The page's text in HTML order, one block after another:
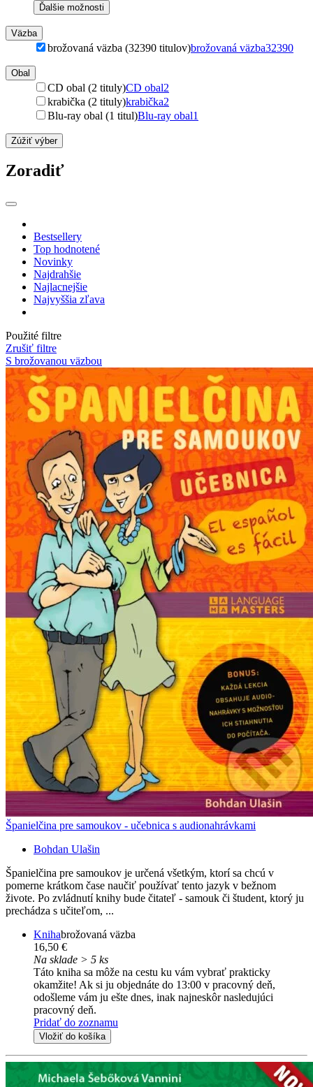
Ďalšie možnosti
Väzba
brožovaná väzba (32390 titulov)brožovaná väzba32390
Obal
CD obal (2 tituly)CD obal2
krabička (2 tituly)krabička2
Blu-ray obal (1 titul)Blu-ray obal1
Zúžiť výber
Zoradiť
Bestsellery
Top hodnotené
Novinky
Najdrahšie
Najlacnejšie
Najvyššia zľava
Použité filtre
Zrušiť filtre
S brožovanou väzbou
Španielčina pre samoukov - učebnica s audionahrávkami
Bohdan Ulašin
Španielčina pre samoukov je určená všetkým, ktorí sa chcú v
pomerne krátkom čase naučiť používať tento jazyk v bežnom
živote. Po zvládnutí knihy bude čitateľ - samouk či študent, ktorý ju
prechádza s učiteľom, ...
Knihabrožovaná väzba
16,50 €
Na sklade > 5 ks
Táto kniha sa môže na cestu ku vám vybrať prakticky
okamžite! Ak si ju objednáte do 13:00 v pracovný deň,
odošleme vám ju ešte dnes, inak najneskôr nasledujúci
pracovný deň.
Pridať do zoznamu
Vložiť do košíka